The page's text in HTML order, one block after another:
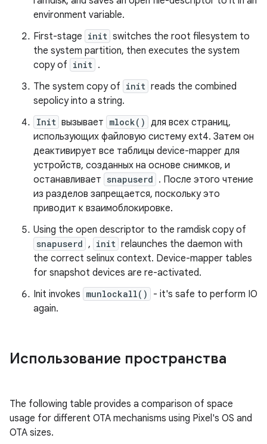
environment variable.
First-stage init switches the root filesystem to
the system partition, then executes the system
copy of init .
The system copy of init reads the combined
sepolicy into a string.
Init вызывает mlock() для всех страниц,
использующих файловую систему ext4. Затем он
деактивирует все таблицы device-mapper для
устройств, созданных на основе снимков, и
останавливает snapuserd . После этого чтение
из разделов запрещается, поскольку это
приводит к взаимоблокировке.
Using the open descriptor to the ramdisk copy of
snapuserd , init relaunches the daemon with
the correct selinux context. Device-mapper tables
for snapshot devices are re-activated.
Init invokes munlockall()
- it's safe to perform IO
again.
Использование пространства
The following table provides a comparison of space
usage for different OTA mechanisms using Pixel's OS and
OTA sizes.